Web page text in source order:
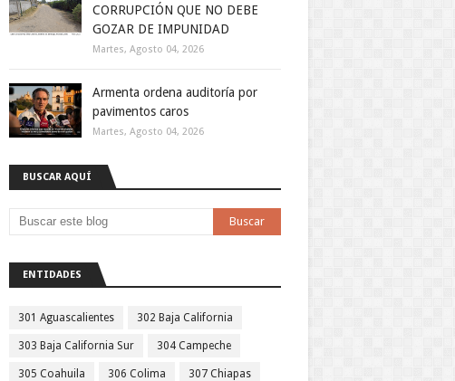
CORRUPCIÓN QUE NO DEBE
GOZAR DE IMPUNIDAD
Martes, Agosto 04, 2026
Armenta ordena auditoría por
pavimentos caros
Martes, Agosto 04, 2026
BUSCAR AQUÍ
ENTIDADES
301 Aguascalientes 302 Baja California
303 Baja California Sur 304 Campeche
305 Coahuila 306 Colima 307 Chiapas